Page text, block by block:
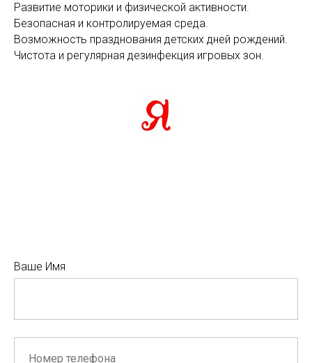
Развитие моторики и физической активности.
Безопасная и контролируемая среда.
Возможность празднования детских дней рождений.
Чистота и регулярная дезинфекция игровых зон.
Ваше Имя